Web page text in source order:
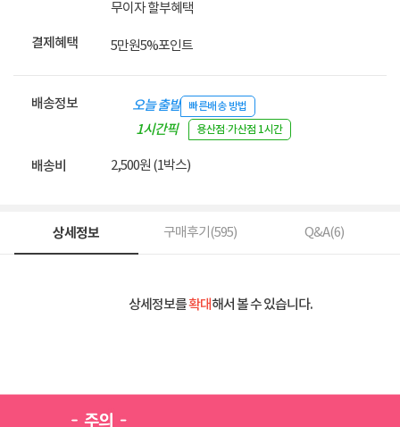
무이자 할부혜택
결제혜택 5만원5%포인트
배송정보 오늘 출발 빠른배송 방법
1시간픽
용산점·가산점 1시간
배송비 2,500원 (1박스)
상세정보 구매후기(595) Q&A(6)
상세정보를확대해서 볼 수 있습니다.